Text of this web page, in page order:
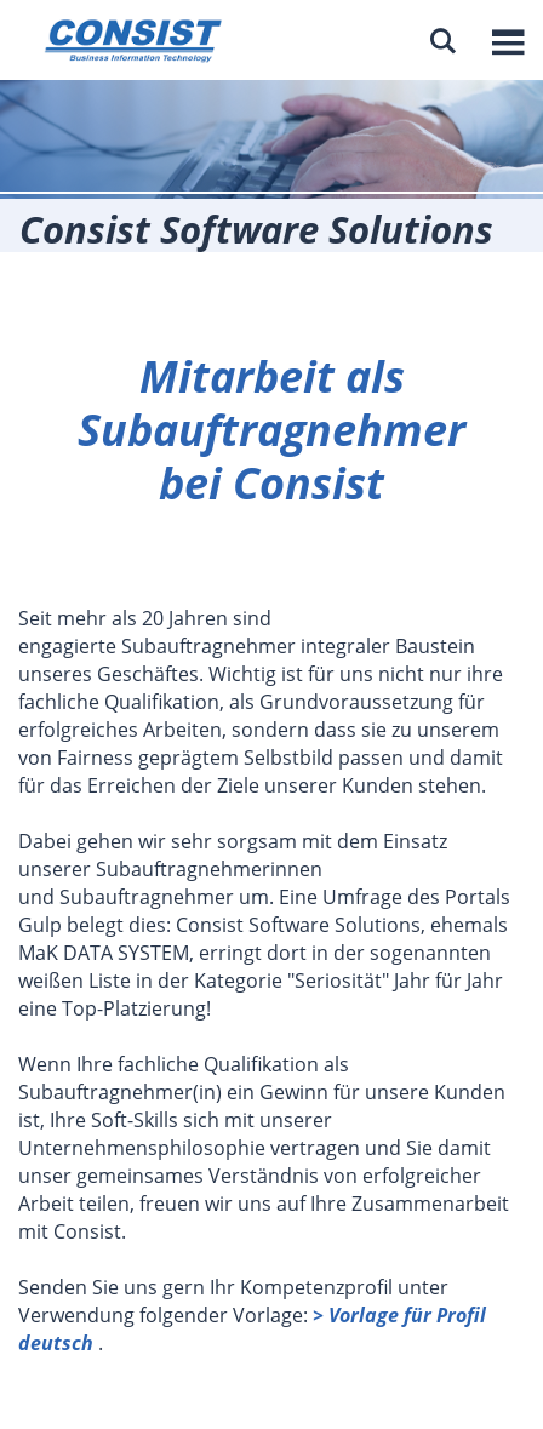

Consist Software Solutions
Mitarbeit als
Subauftragnehmer
bei Consist
Seit mehr als 20 Jahren sind
engagierte Subauftragnehmer integraler Baustein
unseres Geschäftes. Wichtig ist für uns nicht nur ihre
fachliche Qualifikation, als Grundvoraussetzung für
erfolgreiches Arbeiten, sondern dass sie zu unserem
von Fairness geprägtem Selbstbild passen und damit
für das Erreichen der Ziele unserer Kunden stehen.
Dabei gehen wir sehr sorgsam mit dem Einsatz
unserer Subauftragnehmerinnen
und Subauftragnehmer um. Eine Umfrage des Portals
Gulp belegt dies: Consist Software Solutions, ehemals
MaK DATA SYSTEM, erringt dort in der sogenannten
weißen Liste in der Kategorie "Seriosität" Jahr für Jahr
eine Top-Platzierung!
Wenn Ihre fachliche Qualifikation als
Subauftragnehmer(in) ein Gewinn für unsere Kunden
ist, Ihre Soft-Skills sich mit unserer
Unternehmensphilosophie vertragen und Sie damit
unser gemeinsames Verständnis von erfolgreicher
Arbeit teilen, freuen wir uns auf Ihre Zusammenarbeit
mit Consist.
Senden Sie uns gern Ihr Kompetenzprofil unter
Verwendung folgender Vorlage: > Vorlage für Profil
deutsch .